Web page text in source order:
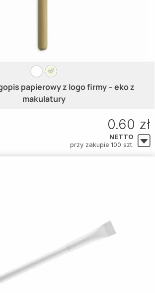
papierowy z logo firmy – eko z
makulatury
0.60 zł
NETTO
przy zakupie 100 szt.